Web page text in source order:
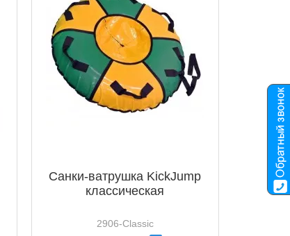
Санки-ватрушка KickJump
классическая
2906-Classic